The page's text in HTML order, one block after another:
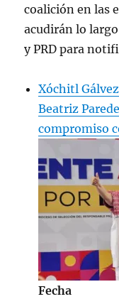
coalición en las
acudirán lo largo
y PRD para
Xóchitl
Beatriz
compromiso
Fecha